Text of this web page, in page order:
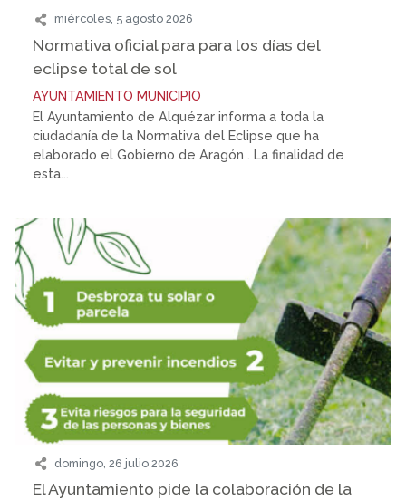
miércoles, 5 agosto 2026
Normativa oficial para para los días del
eclipse total de sol
AYUNTAMIENTO MUNICIPIO
El Ayuntamiento de Alquézar informa a toda la
ciudadanía de la Normativa del Eclipse que ha
elaborado el Gobierno de Aragón . La finalidad de
esta...
domingo, 26 julio 2026
El Ayuntamiento pide la colaboración de la